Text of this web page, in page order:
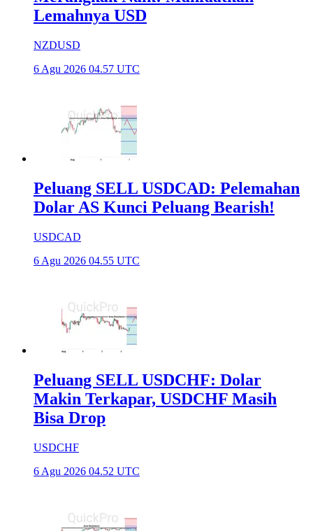
Lemahnya USD
NZDUSD
6 Agu 2026 04.57 UTC
Peluang SELL USDCAD: Pelemahan
Dolar AS Kunci Peluang Bearish!
USDCAD
6 Agu 2026 04.55 UTC
Peluang SELL USDCHF: Dolar
Makin Terkapar, USDCHF Masih
Bisa Drop
USDCHF
6 Agu 2026 04.52 UTC